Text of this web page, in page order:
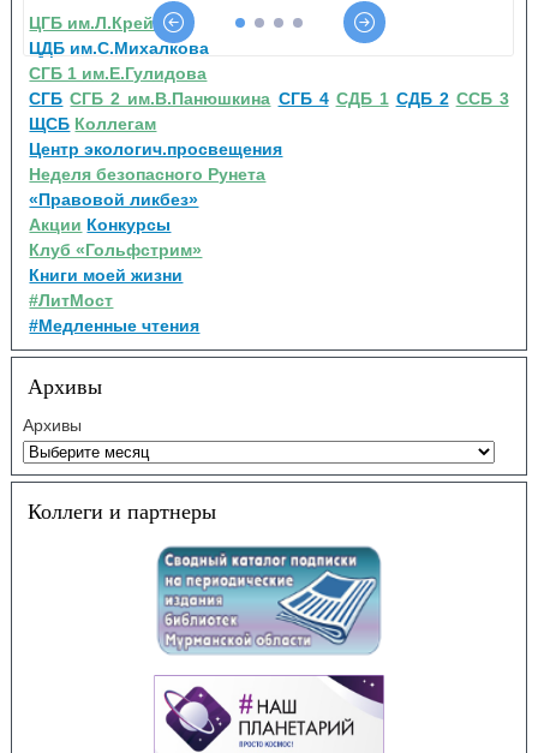
ЦГБ им.Л.Крейна
ЦДБ им.С.Михалкова
СГБ 1 им.Е.Гулидова
СГБ СГБ 2 им.В.Панюшкина СГБ 4 СДБ 1 СДБ 2 ССБ 3
ЩСБ Коллегам
Центр экологич.просвещения
Неделя безопасного Рунета
«Правовой ликбез»
Акции Конкурсы
Клуб «Гольфстрим»
Книги моей жизни
#ЛитМост
#Медленные чтения
Архивы
Архивы
Коллеги и партнеры